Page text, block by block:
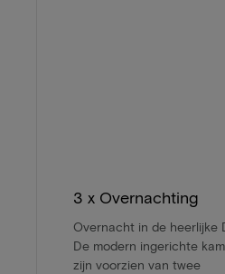
3 x Overnachting
Overnacht in de heerlijke
De modern ingerichte
zijn voorzien van twee